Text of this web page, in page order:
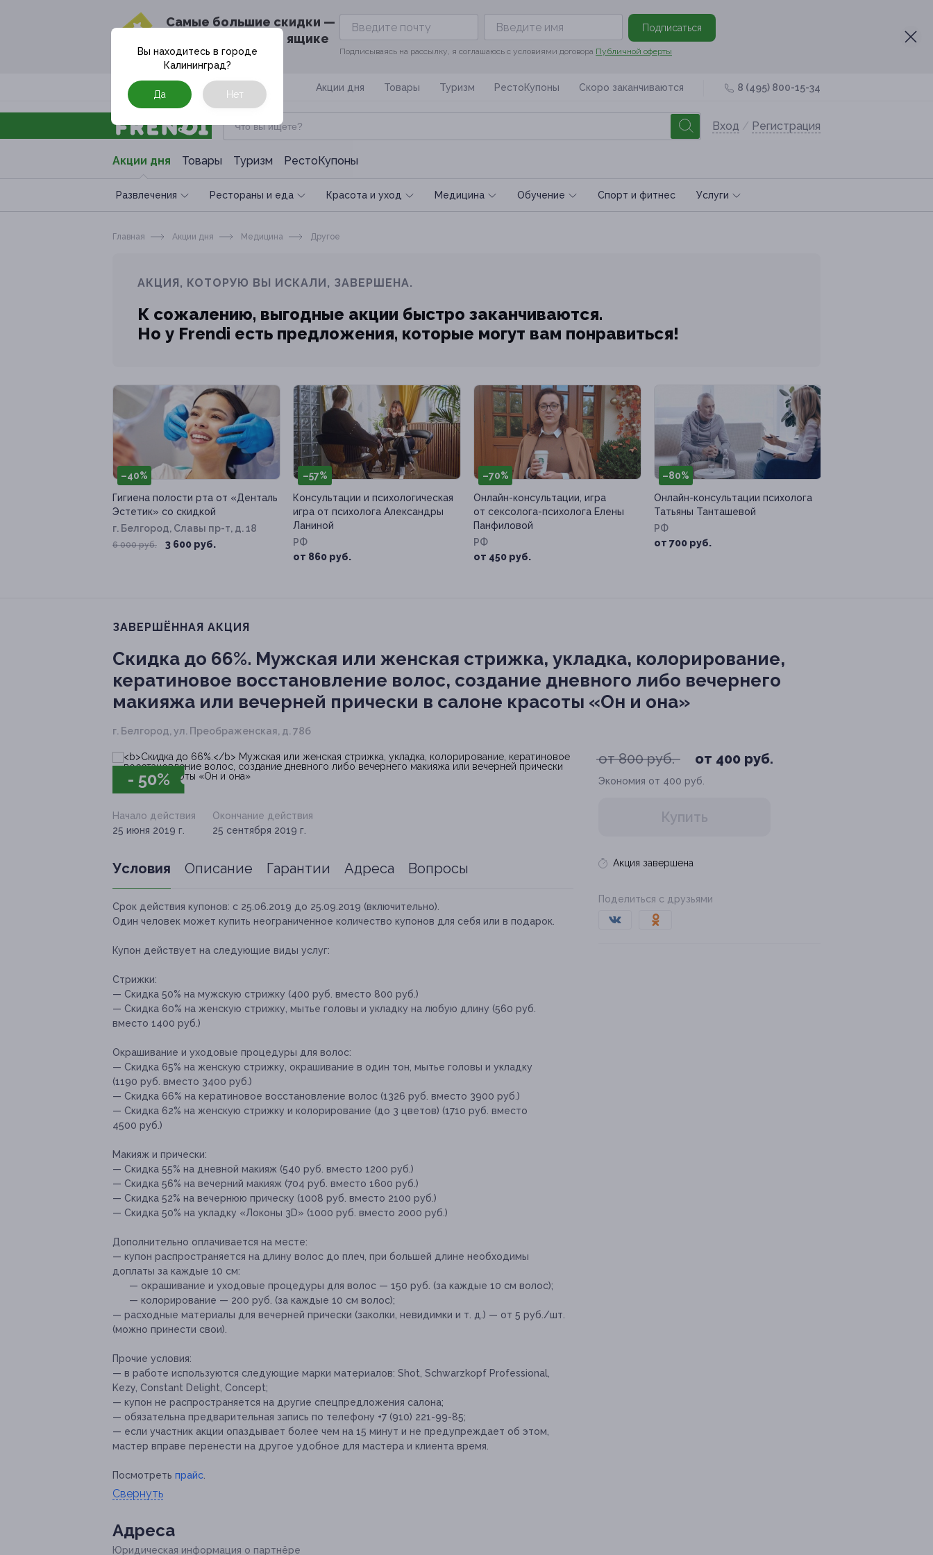
Cамые большие скидки —
в твоём почтовом ящике
Подписаться
Подписываясь на рассылку, я соглашаюсь с условиями договора Публичной оферты
Москва Акции дня Товары Туризм РестоКупоны Скоро заканчиваются 8 (495) 800-15-34
Вход / Регистрация
Акции дня Товары Туризм РестоКупоны
Развлечения Рестораны и еда Красота и уход Медицина Обучение Спoрт и фитнес Услуги
Вы находитесь в городе
Калининград?
Да Нет
Главная Акции дня Медицина Другое
АКЦИЯ, КОТОРУЮ ВЫ ИСКАЛИ, ЗАВЕРШЕНА.
К сожалению, выгодные акции быстро заканчиваются.
Но у Frendi есть предложения, которые могут вам понравиться!
–40%
Гигиена полости рта от «Денталь
Эстетик» со скидкой
г. Белгород, Славы пр-т, д. 18
6 000 руб. 3 600 руб.
–57%
Консультации и психологическая
игра от психолога Александры
Ланиной
РФ
от 860 руб.
–70%
Онлайн-консультации, игра
от сексолога-психолога Елены
Панфиловой
РФ
от 450 руб.
–80%
Онлайн-консультации психолога
Татьяны Танташевой
РФ
от 700 руб.
ЗАВЕРШЁННАЯ АКЦИЯ
Скидка до 66%. Мужская или женская стрижка, укладка, колорирование,
кератиновое восстановление волос, создание дневного либо вечернего
макияжа или вечерней прически в салоне красоты «Он и она»
г. Белгород, ул. Преображенская, д. 78б
- 50%
от 800 руб. от 400 руб.
Экономия от 400 руб.
Купить
Акция завершена
Поделиться с друзьями
Начало действия
25 июня 2019 г.
Окончание действия
25 сентября 2019 г.
Условия Описание Гарантии Адреса Вопросы
Срок действия купонов: с 25.06.2019 до 25.09.2019 (включительно).
Один человек может купить неограниченное количество купонов для себя или в подарок.
Купон действует на следующие виды услуг:
Стрижки:
— Скидка 50% на мужскую стрижку (400 руб. вместо 800 руб.)
— Скидка 60% на женскую стрижку, мытье головы и укладку на любую длину (560 руб.
вместо 1400 руб.)
Окрашивание и уходовые процедуры для волос:
— Скидка 65% на женскую стрижку, окрашивание в один тон, мытье головы и укладку
(1190 руб. вместо 3400 руб.)
— Скидка 66% на кератиновое восстановление волос (1326 руб. вместо 3900 руб.)
— Скидка 62% на женскую стрижку и колорирование (до 3 цветов) (1710 руб. вместо
4500 руб.)
Макияж и прически:
— Скидка 55% на дневной макияж (540 руб. вместо 1200 руб.)
— Скидка 56% на вечерний макияж (704 руб. вместо 1600 руб.)
— Скидка 52% на вечернюю прическу (1008 руб. вместо 2100 руб.)
— Скидка 50% на укладку «Локоны 3D» (1000 руб. вместо 2000 руб.)
Дополнительно оплачивается на месте:
— купон распространяется на длину волос до плеч, при большей длине необходимы
доплаты за каждые 10 см:
— окрашивание и уходовые процедуры для волос — 150 руб. (за каждые 10 см волос);
— колорирование — 200 руб. (за каждые 10 см волос);
— расходные материалы для вечерней прически (заколки, невидимки и т. д.) — от 5 руб./шт.
(можно принести свои).
Прочие условия:
— в работе используются следующие марки материалов: Shot, Schwarzkopf Professional,
Kezy, Constant Delight, Concept;
— купон не распространяется на другие спецпредложения салона;
— обязательна предварительная запись по телефону +7 (910) 221-99-85;
— если участник акции опаздывает более чем на 15 минут и не предупреждает об этом,
мастер вправе перенести на другое удобное для мастера и клиента время.
Посмотреть прайс
Свернуть
Адресa
Юридическая информация о партнёре